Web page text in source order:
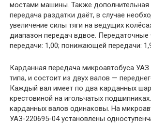
мостами машины. Также
передача раздатки даёт, в случае
увеличение силы тяги на ведущих
диапазон передач вдвое. Передаточные
передачи: 1,00; понижающей передачи:
Карданная передача микроавтобуса УАЗ
типа, и состоит из двух валов —
Каждый вал имеет по два карданных
крестовиной на игольчатых
карданных валов одинаковы. На
УАЗ-220695-04 установлены